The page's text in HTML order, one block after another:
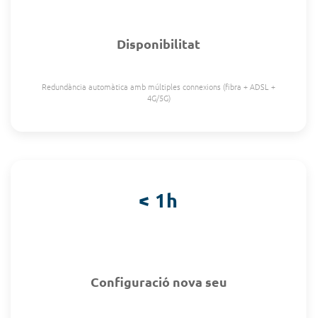
Disponibilitat
Redundància automàtica amb múltiples connexions (fibra + ADSL +
4G/5G)
< 1h
Configuració nova seu